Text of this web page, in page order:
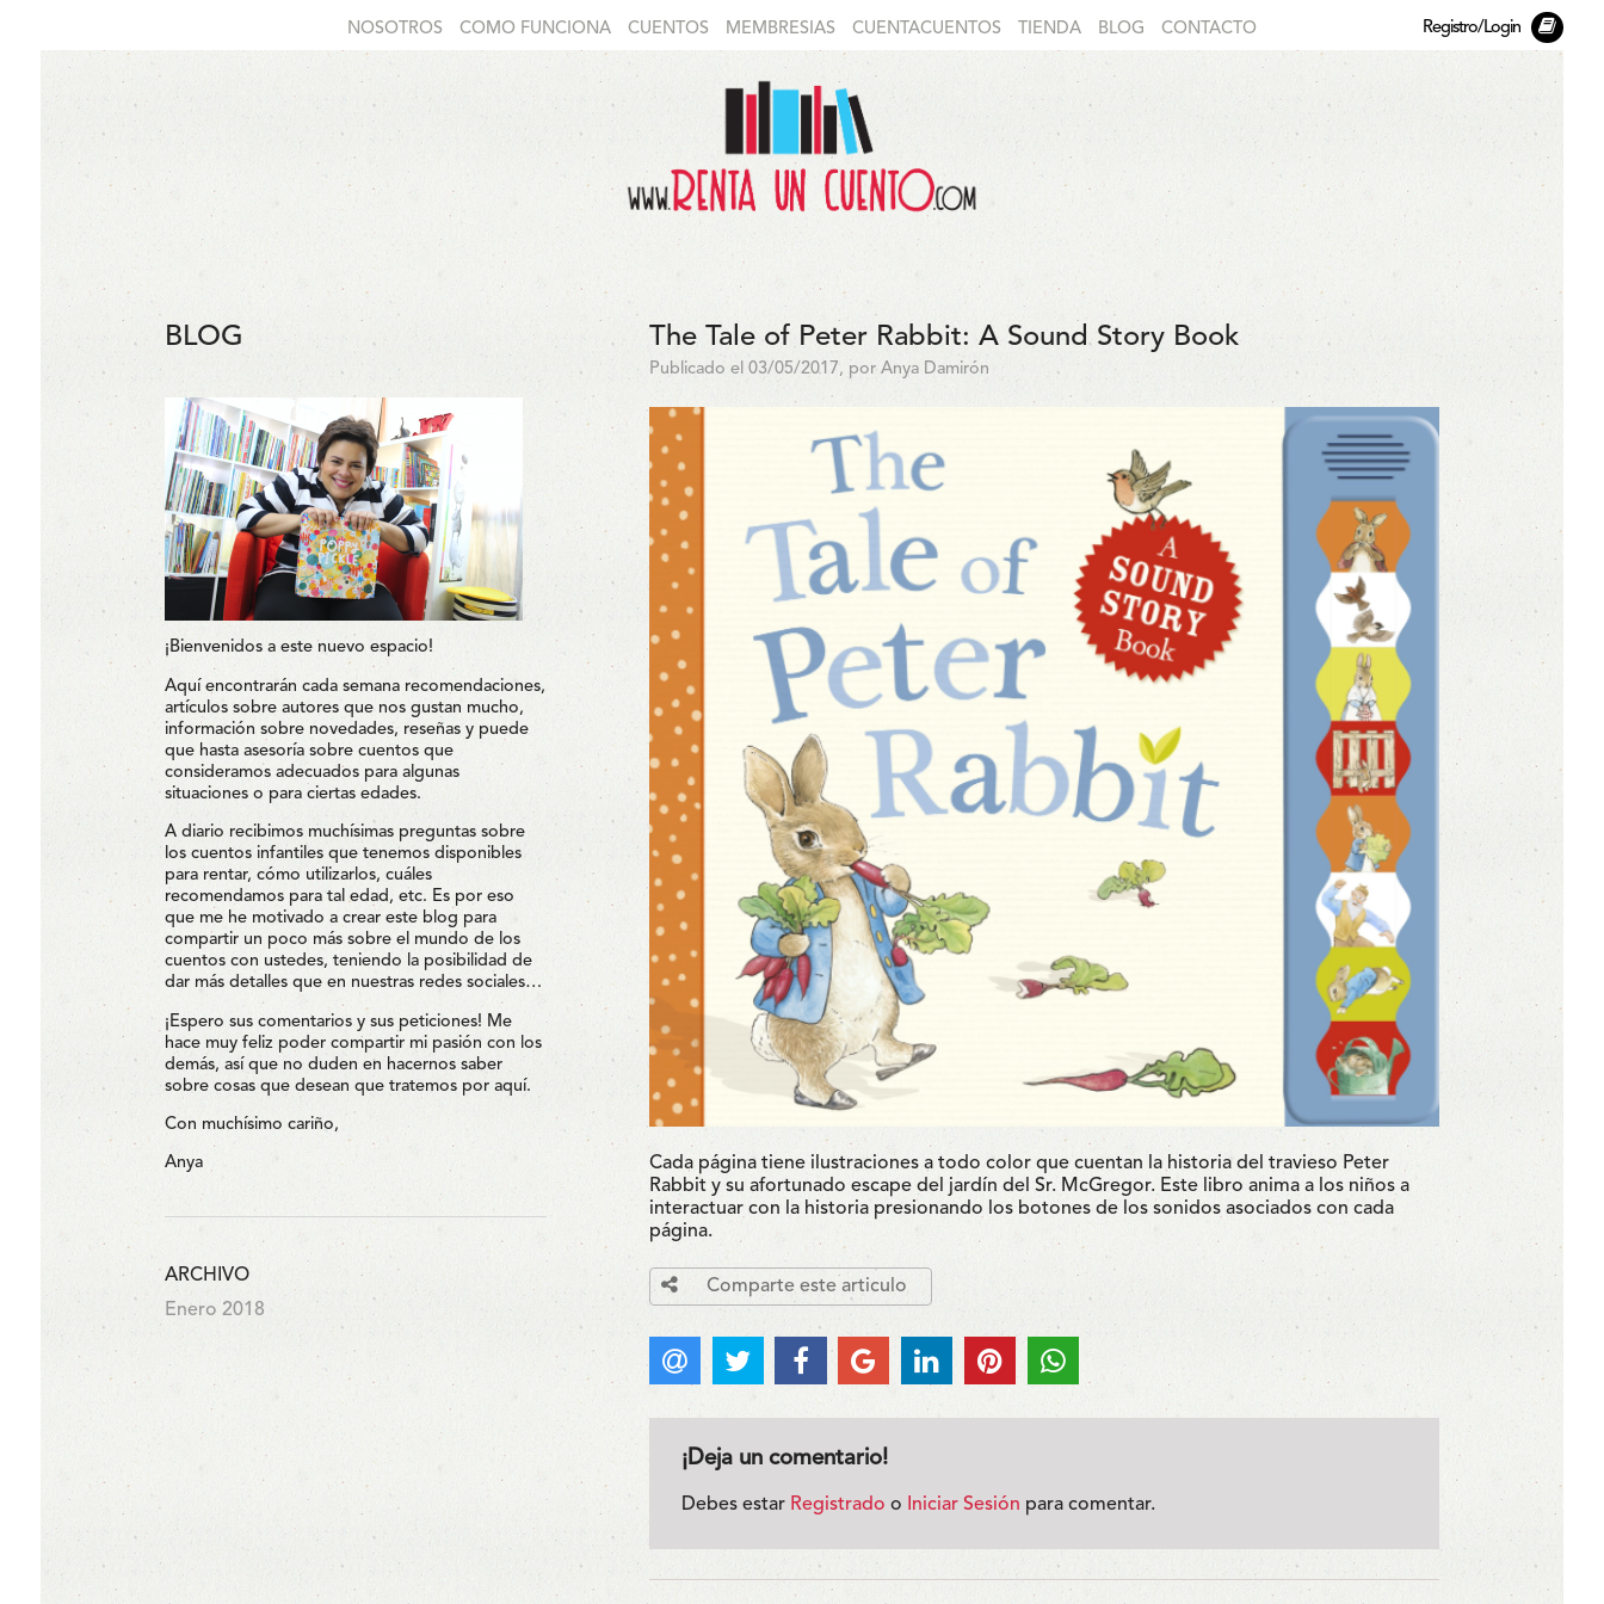
NOSOTROS COMO FUNCIONA CUENTOS MEMBRESIAS CUENTACUENTOS TIENDA BLOG CONTACTO Registro/Login
BLOG
¡Bienvenidos a este nuevo espacio!
Aquí encontrarán cada semana recomendaciones,
artículos sobre autores que nos gustan mucho,
información sobre novedades, reseñas y puede
que hasta asesoría sobre cuentos que
consideramos adecuados para algunas
situaciones o para ciertas edades.
A diario recibimos muchísimas preguntas sobre
los cuentos infantiles que tenemos disponibles
para rentar, cómo utilizarlos, cuáles
recomendamos para tal edad, etc. Es por eso
que me he motivado a crear este blog para
compartir un poco más sobre el mundo de los
cuentos con ustedes, teniendo la posibilidad de
dar más detalles que en nuestras redes sociales…
¡Espero sus comentarios y sus peticiones! Me
hace muy feliz poder compartir mi pasión con los
demás, así que no duden en hacernos saber
sobre cosas que desean que tratemos por aquí.
Con muchísimo cariño,
Anya
ARCHIVO
Enero 2018
The Tale of Peter Rabbit: A Sound Story Book
Publicado el 03/05/2017, por Anya Damirón
Cada página tiene ilustraciones a todo color que cuentan la historia del travieso Peter
Rabbit y su afortunado escape del jardín del Sr. McGregor. Este libro anima a los niños a
interactuar con la historia presionando los botones de los sonidos asociados con cada
página.
Comparte este articulo
¡Deja un comentario!
Debes estar Registrado o Iniciar Sesión para comentar.